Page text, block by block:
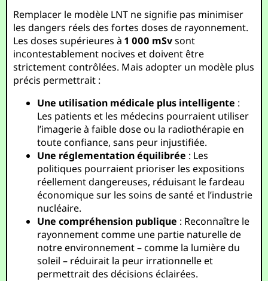
Remplacer le modèle LNT ne signifie pas minimiser
les dangers réels des fortes doses de rayonnement.
Les doses supérieures à1 000 mSvsont
incontestablement nocives et doivent être
strictement contrôlées. Mais adopter un modèle plus
précis permettrait :
Une utilisation médicale plus intelligente :
Les patients et les médecins pourraient utiliser
l’imagerie à faible dose ou la radiothérapie en
toute confiance, sans peur injustifiée.
Une réglementation équilibrée : Les
politiques pourraient prioriser les expositions
réellement dangereuses, réduisant le fardeau
économique sur les soins de santé et l’industrie
nucléaire.
Une compréhension publique : Reconnaître le
rayonnement comme une partie naturelle de
notre environnement – comme la lumière du
soleil – réduirait la peur irrationnelle et
permettrait des décisions éclairées.